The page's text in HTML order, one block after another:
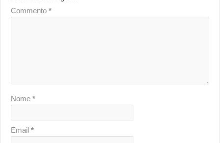
Commento*
Nome*
Email*